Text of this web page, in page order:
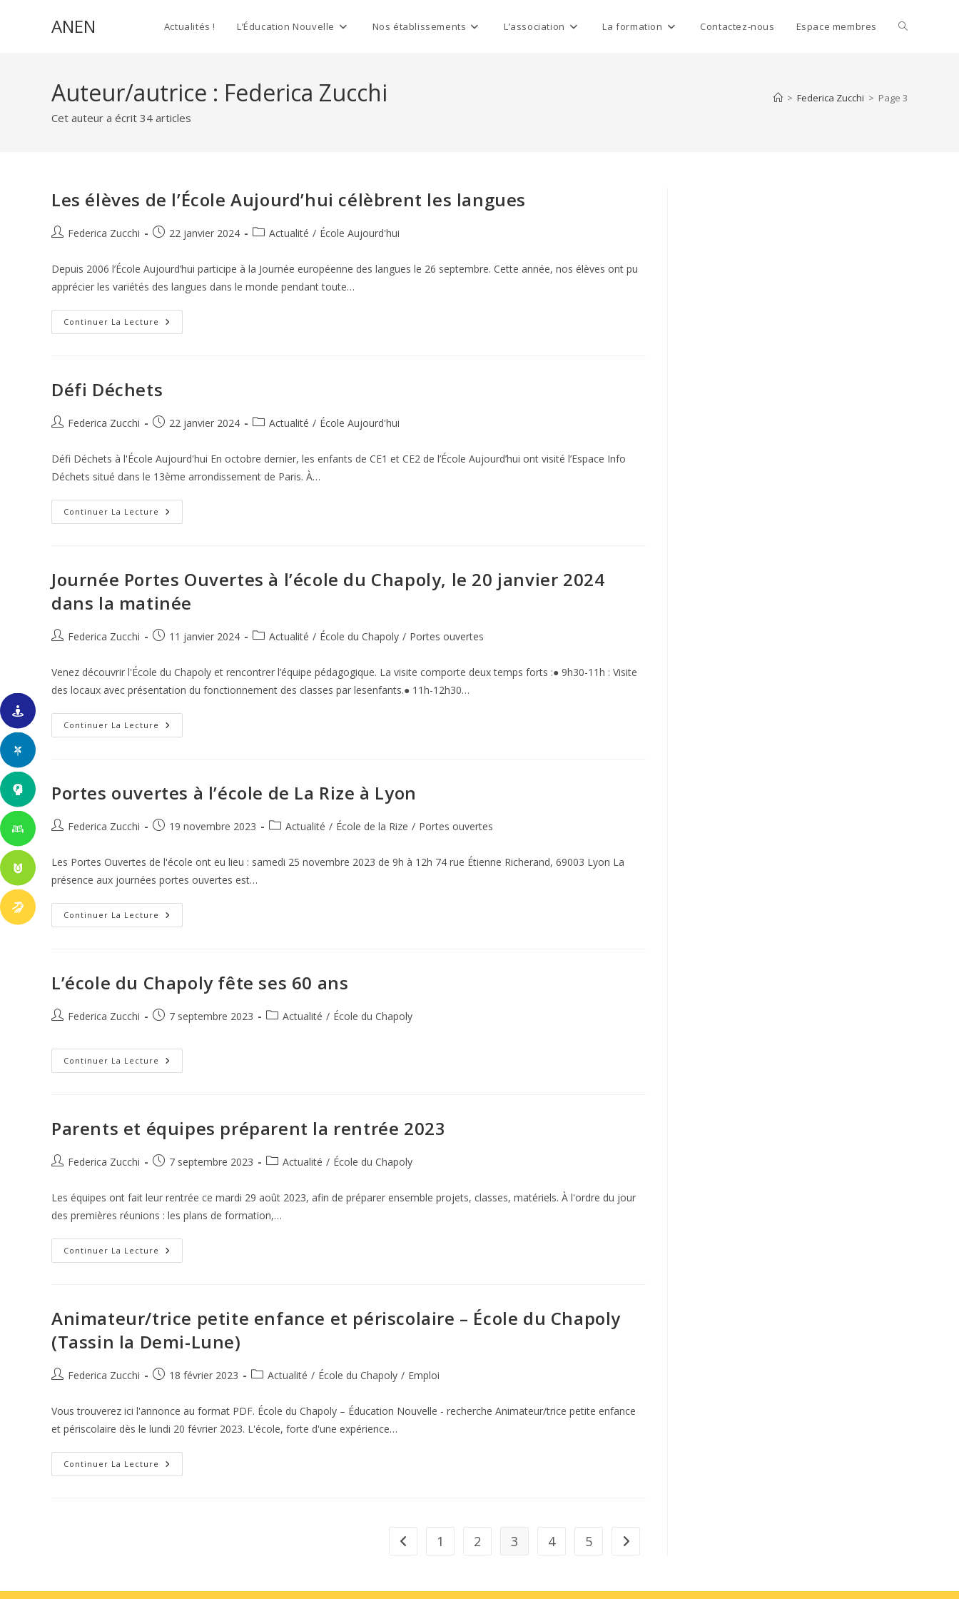
ANEN Actualités ! L’Éducation Nouvelle Nos établissements L’association La formation Contactez-nous Espace membres Toggle
Auteur/autrice : Federica Zucchi
Cet auteur a écrit 34 articles
> Federica Zucchi > Page 3
Les élèves de l’École Aujourd’hui célèbrent les langues
Auteur/autrice
la
publication :
Federica Zucchi
Publication
22 janvier 2024
PostActualité / École Aujourd'hui
Depuis 2006 l’École Aujourd’hui participe à la Journée européenne des langues le 26 septembre. Cette année, nos élèves ont pu
apprécier les variétés des langues dans le monde pendant toute…
Continuer La Lecture Les
Élèves
Langues
Défi Déchets
Auteur/autrice
la
publication :
Federica Zucchi
Publication
22 janvier 2024
PostActualité / École Aujourd'hui
Défi Déchets à l'École Aujourd'hui En octobre dernier, les enfants de CE1 et CE2 de l’École Aujourd’hui ont visité l’Espace Info
Déchets situé dans le 13ème arrondissement de Paris. À…
Continuer La Lecture Défi
Déchets
Journée Portes Ouvertes à l’école du Chapoly, le 20 janvier 2024
dans la matinée
Auteur/autrice
la
publication :
Federica Zucchi
Publication
11 janvier 2024
PostActualité / École du Chapoly / Portes ouvertes
Venez découvrir l'École du Chapoly et rencontrer l’équipe pédagogique. La visite comporte deux temps forts :● 9h30-11h : Visite
des locaux avec présentation du fonctionnement des classes par lesenfants.● 11h-12h30…
Continuer La Lecture Journée
Portes
Chapoly,
Le
2024
Dans
Matinée
Portes ouvertes à l’école de La Rize à Lyon
Auteur/autrice
la
publication :
Federica Zucchi
Publication
19 novembre 2023
PostActualité / École de la Rize / Portes ouvertes
Les Portes Ouvertes de l'école ont eu lieu : samedi 25 novembre 2023 de 9h à 12h 74 rue Étienne Richerand, 69003 Lyon La
présence aux journées portes ouvertes est…
Continuer La Lecture Portes
Ouvertes
À
Lyon
L’école du Chapoly fête ses 60 ans
Auteur/autrice
la
publication :
Federica Zucchi
Publication
7 septembre 2023
PostActualité / École du Chapoly
Continuer La Lecture L’école
Du
Parents et équipes préparent la rentrée 2023
Auteur/autrice
la
publication :
Federica Zucchi
Publication
7 septembre 2023
PostActualité / École du Chapoly
Les équipes ont fait leur rentrée ce mardi 29 août 2023, afin de préparer ensemble projets, classes, matériels. À l'ordre du jour
des premières réunions : les plans de formation,…
Continuer La Lecture Parents
Et
2023
Animateur/trice petite enfance et périscolaire – École du Chapoly
(Tassin la Demi-Lune)
Auteur/autrice
la
publication :
Federica Zucchi
Publication
18 février 2023
PostActualité / École du Chapoly / Emploi
Vous trouverez ici l'annonce au format PDF. École du Chapoly – Éducation Nouvelle - recherche Animateur/trice petite enfance
et périscolaire dès le lundi 20 février 2023. L'école, forte d'une expérience…
Continuer La Lecture Animateur/trice
Petite
Go to the previous page
1 2 3 4 5 Aller à la page suivante